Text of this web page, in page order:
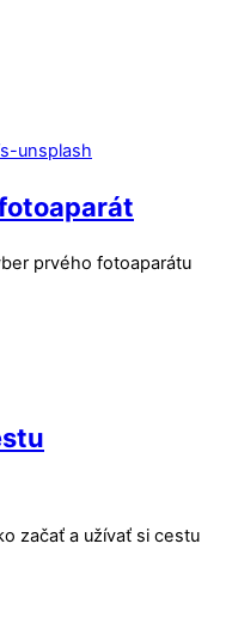
prvého fotoaparátu
začať a užívať si cestu